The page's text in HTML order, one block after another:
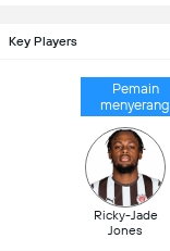
Key Players
Pemain
menyerang
Ricky-Jade
Jones